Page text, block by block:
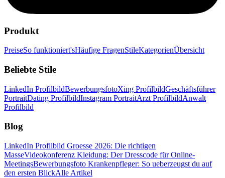
Produkt
PreiseSo funktioniert'sHäufige FragenStileKategorienÜbersicht
Beliebte Stile
LinkedIn ProfilbildBewerbungsfotoXing ProfilbildGeschäftsführer
PortraitDating ProfilbildInstagram PortraitArzt ProfilbildAnwalt
Profilbild
Blog
LinkedIn Profilbild Groesse 2026: Die richtigen
MasseVideokonferenz Kleidung: Der Dresscode für Online-
MeetingsBewerbungsfoto Krankenpfleger: So ueberzeugst du auf
den ersten BlickAlle Artikel